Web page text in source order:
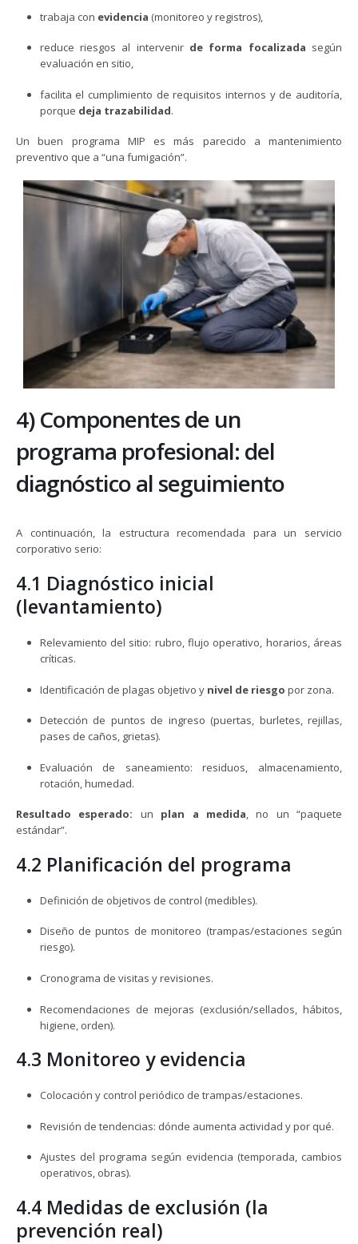
trabaja con evidencia (monitoreo y registros),
reduce riesgos al intervenir de forma focalizada según
evaluación en sitio,
facilita el cumplimiento de requisitos internos y de auditoría,
porque deja trazabilidad.
Un buen programa MIP es más parecido a mantenimiento
preventivo que a “una fumigación”.
4) Componentes de un
programa profesional: del
diagnóstico al seguimiento
A continuación, la estructura recomendada para un servicio
corporativo serio:
4.1 Diagnóstico inicial
(levantamiento)
Relevamiento del sitio: rubro, flujo operativo, horarios, áreas
críticas.
Identificación de plagas objetivo y nivel de riesgo por zona.
Detección de puntos de ingreso (puertas, burletes, rejillas,
pases de caños, grietas).
Evaluación de saneamiento: residuos, almacenamiento,
rotación, humedad.
Resultado esperado: un plan a medida, no un “paquete
estándar”.
4.2 Planificación del programa
Definición de objetivos de control (medibles).
Diseño de puntos de monitoreo (trampas/estaciones según
riesgo).
Cronograma de visitas y revisiones.
Recomendaciones de mejoras (exclusión/sellados, hábitos,
higiene, orden).
4.3 Monitoreo y evidencia
Colocación y control periódico de trampas/estaciones.
Revisión de tendencias: dónde aumenta actividad y por qué.
Ajustes del programa según evidencia (temporada, cambios
operativos, obras).
4.4 Medidas de exclusión (la
prevención real)